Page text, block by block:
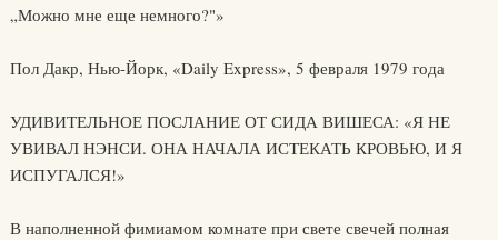
„Можно мне еще немного?"»
Пол Дакр, Нью-Йорк, «Daily Express», 5 февраля 1979 года
УДИВИТЕЛЬНОЕ ПОСЛАНИЕ ОТ СИДА ВИШЕСА: «Я НЕ
УВИВАЛ НЭНСИ. ОНА НАЧАЛА ИСТЕКАТЬ КРОВЬЮ, И Я
ИСПУГАЛСЯ!»
В наполненной фимиамом комнате при свете свечей полная